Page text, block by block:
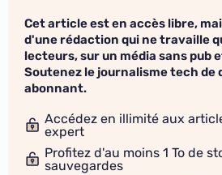
Cet article est en accès libre,
d'une rédaction qui ne travaille
lecteurs, sur un média sans pub
Soutenez le journalisme tech de
abonnant.
Accédez en illimité aux
expert
Profitez d'au moins 1 To de
sauvegardes